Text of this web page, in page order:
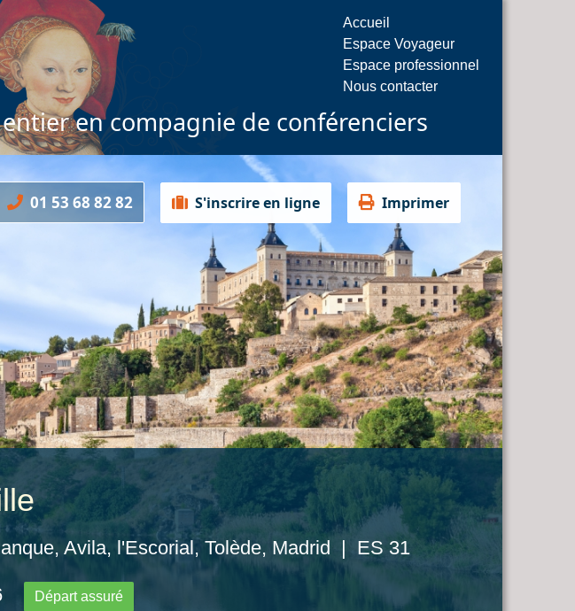
Accueil
Espace Voyageur
Espace professionnel
Nous contacter
en compagnie de conférenciers
01 53 68 82 82 S'inscrire en ligne Imprimer
Avila, l'Escorial, Tolède, Madrid | ES 31
Départ assuré